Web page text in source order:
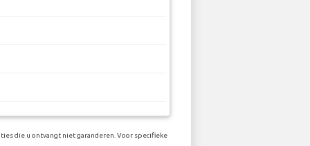
die u ontvangt niet garanderen. Voor specifieke